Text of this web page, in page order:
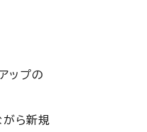
ップの
がら新規